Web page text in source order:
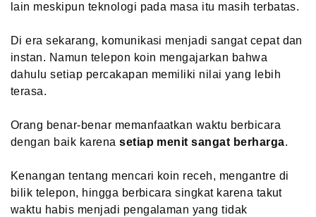
lain meskipun teknologi pada masa itu masih terbatas.
Di era sekarang, komunikasi menjadi sangat cepat dan
instan. Namun telepon koin mengajarkan bahwa
dahulu setiap percakapan memiliki nilai yang lebih
terasa.
Orang benar-benar memanfaatkan waktu berbicara
dengan baik karenasetiap menit sangat berharga.
Kenangan tentang mencari koin receh, mengantre di
bilik telepon, hingga berbicara singkat karena takut
waktu habis menjadi pengalaman yang tidak